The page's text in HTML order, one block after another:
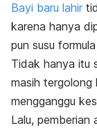
Bayi baru lahir
karena hanya
pun susu
Tidak hanya itu
masih tergolong
mengganggu
Lalu, pemberian